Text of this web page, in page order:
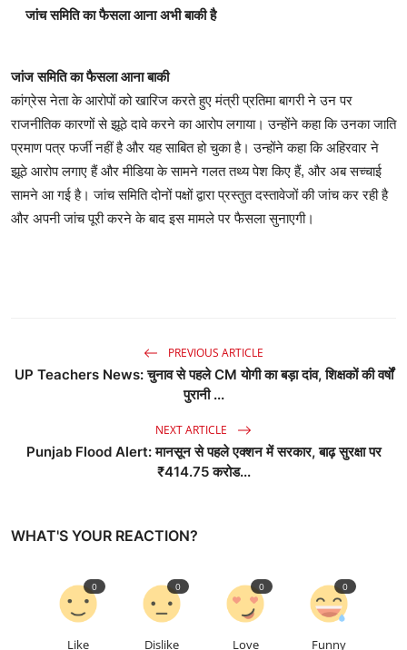
जांच समिति का फैसला आना अभी बाकी है
जांज समिति का फैसला आना बाकी
कांग्रेस नेता के आरोपों को खारिज करते हुए मंत्री प्रतिमा बागरी ने उन पर
राजनीतिक कारणों से झूठे दावे करने का आरोप लगाया। उन्होंने कहा कि उनका जाति
प्रमाण पत्र फर्जी नहीं है और यह साबित हो चुका है। उन्होंने कहा कि अहिरवार ने
झूठे आरोप लगाए हैं और मीडिया के सामने गलत तथ्य पेश किए हैं, और अब सच्चाई
सामने आ गई है। जांच समिति दोनों पक्षों द्वारा प्रस्तुत दस्तावेजों की जांच कर रही है
और अपनी जांच पूरी करने के बाद इस मामले पर फैसला सुनाएगी।
PREVIOUS ARTICLE
UP Teachers News: चुनाव से पहले CM योगी का बड़ा दांव, शिक्षकों की वर्षों
पुरानी ...
NEXT ARTICLE
Punjab Flood Alert: मानसून से पहले एक्शन में सरकार, बाढ़ सुरक्षा पर
₹414.75 करोड...
WHAT'S YOUR REACTION?
Like
0
Dislike
0
Love
0
Funny
0